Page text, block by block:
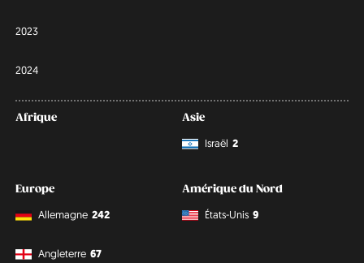
2023
2024
Afrique
Asie
Israël 2
Europe
Allemagne 242
Angleterre 67
Amérique du Nord
États-Unis 9